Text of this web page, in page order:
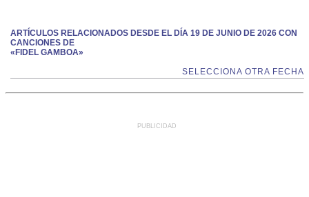
ARTÍCULOS RELACIONADOS DESDE EL DÍA 19 DE JUNIO DE 2026 CON
CANCIONES DE
«FIDEL GAMBOA»
SELECCIONA OTRA FECHA
PUBLICIDAD